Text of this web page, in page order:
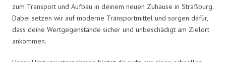
zum Transport und Aufbau in deinem neuen Zuhause in Straßburg.
Dabei setzen wir auf moderne Transportmittel und sorgen dafür,
dass deine Wertgegenstände sicher und unbeschädigt am Zielort
ankommen.